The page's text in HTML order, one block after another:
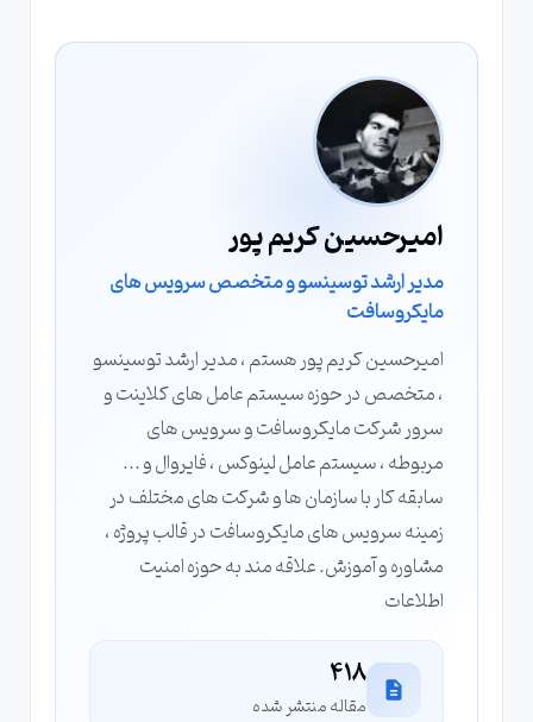
امیرحسین کریم پور
مدیر ارشد توسینسو و متخصص سرویس های
مایکروسافت
امیرحسین کریم پور هستم ، مدیر ارشد توسینسو
، متخصص در حوزه سیستم عامل های کلاینت و
سرور شرکت مایکروسافت و سرویس های
مربوطه ، سیستم عامل لینوکس ، فایروال و ...
سابقه کار با سازمان ها و شرکت های مختلف در
زمینه سرویس های مایکروسافت در قالب پروژه ،
مشاوره و آموزش. علاقه مند به حوزه امنیت
اطلاعات
418
مقاله منتشر شده